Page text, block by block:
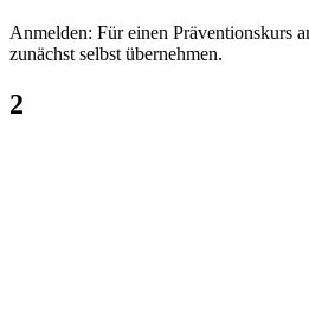
Anmelden: Für einen Präventionskurs
zunächst selbst übernehmen.
2